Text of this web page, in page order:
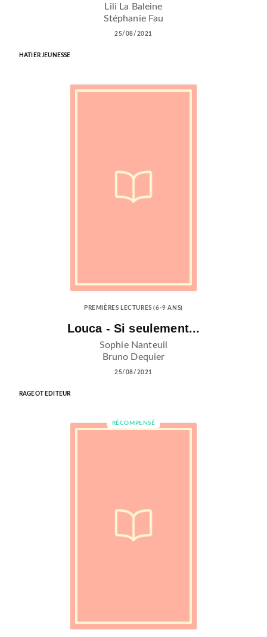
Lili La Baleine
Stéphanie Fau
25/08/2021
HATIER JEUNESSE
PREMIÈRES LECTURES (6-9 ANS)
Louca - Si seulement...
Sophie Nanteuil
Bruno Dequier
25/08/2021
RAGEOT EDITEUR
RÉCOMPENSÉ